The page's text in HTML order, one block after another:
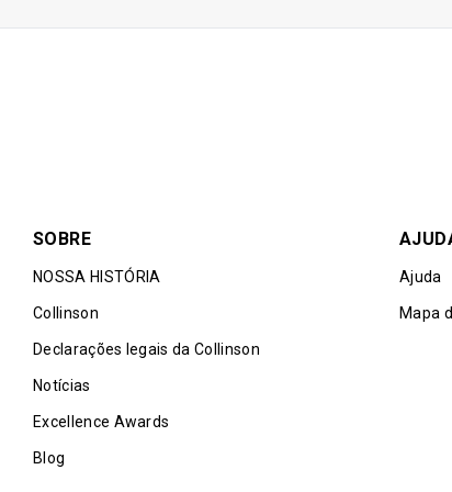
desconto de
Priority Pass
lounge visit
SOBRE
NOSSA HISTÓRIA
Collinson
Declarações legais da Collinson
Notícias
Excellence Awards
Blog
Ajuda
Mapa